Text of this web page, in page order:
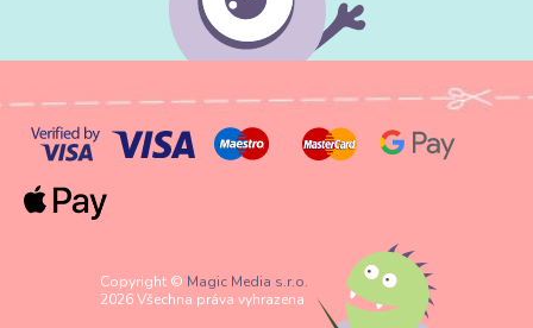
Copyright © Magic Media s.r.o.
2026 Všechna práva vyhrazena